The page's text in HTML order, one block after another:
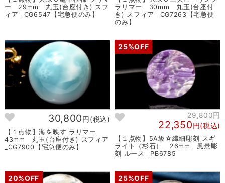
ー 29mm 丸玉(台座付き) スフ
ィア _CG6547【宅急便のみ】
ラリマー 30mm 丸玉(台座付
き) スフィア _CG7263【宅急便
のみ】
30,800円(税込)
【１点物】海を映す ラリマー
43mm 丸玉(台座付き) スフィア
_CG7900【宅急便のみ】
25%OFF
29,800円
22,350円(税込)
【１点物】5A級☆繊細彫刻 スギ
ライト（杉石） 26mm 風景彫
刻 ルース _PB6785
20%OFF 25%OFF